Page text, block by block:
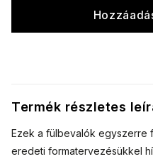
Termék részletes
Ezek a fülbevalók egyszerre
eredeti formatervezésükkel